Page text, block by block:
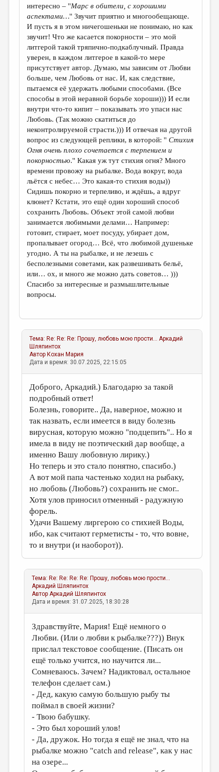
интересно – ''Марс в обители, с хорошими
аспектами…'' Звучит приятно и многообещающе.
И пусть я в этом ничегошеньки не понимаю, но как
звучит! Что же касается покорности – это мой
литгерой такой тряпично-подкаблучный. Правда
уверен, в каждом литгерое в какой-то мере
присутствует автор. Думаю, мы зависим от Любви
больше, чем Любовь от нас. И, как следствие,
пытаемся её удержать любыми способами. (Все
способы в этой неравной борьбе хороши))) И если
внутри что-то кипит – показывать это упаси нас
Любовь. (Так можно скатиться до
неконтролируемой страсти.))) И отвечая на другой
вопрос из следующей реплики, в которой: '' Стихия
Огня очень плохо сочетается с терпением и
покорностью.'' Какая уж тут стихия огня? Много
времени провожу на рыбалке. Вода вокруг, вода
льётся с небес… Это какая-то стихия воды))
Сидишь покорно и терпеливо, и ждёшь, а вдруг
клюнет? Кстати, это ещё один хороший способ
сохранить Любовь. Объект этой самой любви
занимается любимыми делами… Например:
готовит, стирает, моет посуду, убирает дом,
пропалывает огород… Всё, что любимой душеньке
угодно. А ты на рыбалке, и не лезешь с
бесполезными советами, как развешивать бельё,
или… ох, и много же можно дать советов… )))
Спасибо за интересные и размышлительные
вопросы.
Тема: Re: Re: Re: Прошу, любовь мою прости... Аркадий
Шляпинтох
Автор Кохан Мария
Дата и время: 30.07.2025, 22:15:05
Доброго, Аркадий.) Благодарю за такой
подробный ответ!
Болезнь, говорите.. Да, наверное, можно и
так назвать, если имеется в виду болезнь
вирусная, которую можно "подцепить".. Но я
имела в виду не поэтический дар вообще, а
именно Вашу любовную лирику.)
Но теперь и это стало понятно, спасибо.)
А вот мой папа частенько ходил на рыбаку,
но любовь (Любовь?) сохранить не смог..
Хотя улов приносил отменный - радужную
форель.
Удачи Вашему лиргерою со стихией Воды,
ибо, как считают герметисты - то, что вовне,
то и внутри (и наоборот)).
Тема: Re: Re: Re: Re: Прошу, любовь мою прости...
Аркадий Шляпинтох
АвторАркадий Шляпинтох
Дата и время: 31.07.2025, 18:30:28
Здравствуйте, Мария! Ещё немного о
Любви. (Или о любви к рыбалке???)) Внук
прислал текстовое сообщение. (Писать он
ещё только учится, но научится ли...
Сомневаюсь. Зачем? Надиктовал, остальное
телефон сделает сам.)
- Дед, какую самую большую рыбу ты
поймал в своей жизни?
- Твою бабушку.
- Это был хороший улов!
- Да, дружок. Но тогда я ещё не знал, что на
рыбалке можно "catch and release", как у нас
на озере...